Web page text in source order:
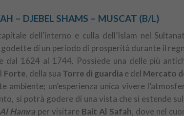
– DJEBEL SHAMS – MUSCAT (B/L)
dell’interno e culla dell’Islam nel
godette di un periodo di prosperità durante il
dal 1624 al 1744. Possiede una delle più
Forte, della sua Torre di guardia e del Mercato
ambiente; un’esperienza unica vivere
si potrà godere di una vista che si estende
Al Hamra per visitare Bait Al Safah, dove nel